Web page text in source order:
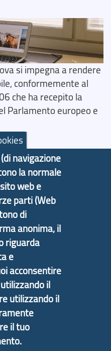
si impegna a rendere
conformemente al
che ha recepito la
Parlamento europeo e
e sviluppo locale
si è sviluppato a
Aree Interne
lo Sviluppo
socio-economico
fornisce
sulla
con Regione
navigazione
la normale
web e
parti (Web
di
anonima, il
riguarda
e
acconsentire
il
utilizzando il
il tuo